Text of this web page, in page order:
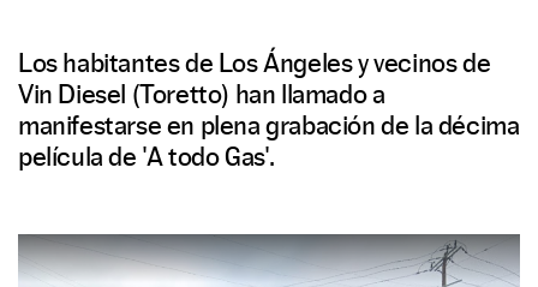
Los habitantes de Los Ángeles y vecinos de
Vin Diesel (Toretto) han llamado a
manifestarse en plena grabación de la décima
película de 'A todo Gas'.